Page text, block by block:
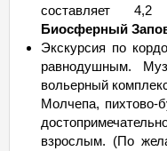
составляет
Биосферный
Экскурсия по
равнодушным.
вольерный
Молчепа, пихтово-
взрослым. (По